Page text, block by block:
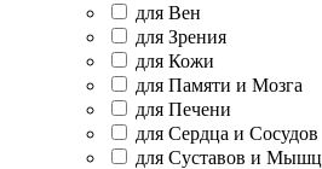
для Вен
для Зрения
для Кожи
для Памяти и Мозга
для Печени
для Сердца и Сосудов
для Суставов и Мышц